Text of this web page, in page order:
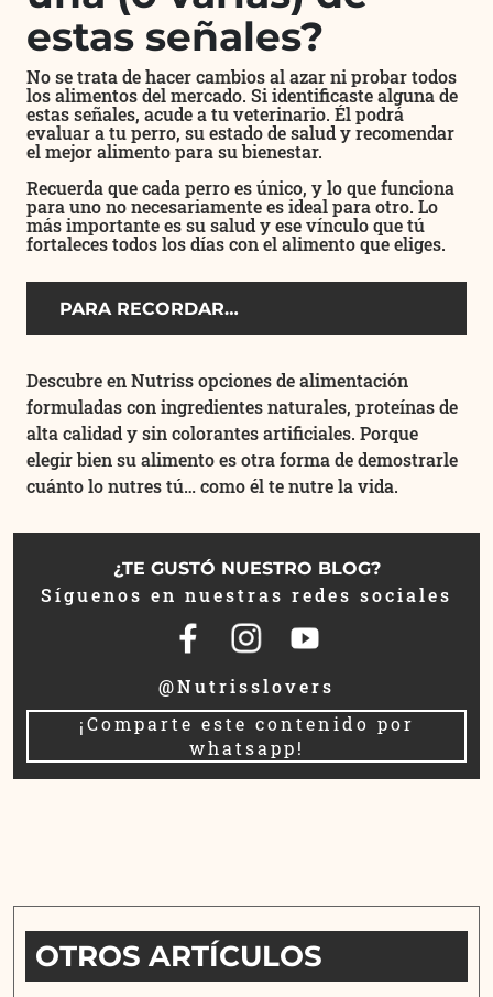
estas señales?
No se trata de hacer cambios al azar ni probar todos
los alimentos del mercado. Si identificaste alguna de
estas señales, acude a tu veterinario. Él podrá
evaluar a tu perro, su estado de salud y recomendar
el mejor alimento para su bienestar.
Recuerda que cada perro es único, y lo que funciona
para uno no necesariamente es ideal para otro. Lo
más importante es su salud y ese vínculo que tú
fortaleces todos los días con el alimento que eliges.
PARA RECORDAR…
Descubre en Nutriss opciones de alimentación
formuladas con ingredientes naturales, proteínas de
alta calidad y sin colorantes artificiales. Porque
elegir bien su alimento es otra forma de demostrarle
cuánto lo nutres tú… como él te nutre la vida.
¿TE GUSTÓ NUESTRO BLOG?
Síguenos en nuestras redes sociales
@Nutrisslovers
¡Comparte este contenido por
whatsapp!
OTROS ARTÍCULOS